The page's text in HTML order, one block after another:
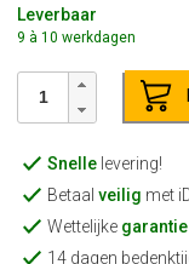
Leverbaar
9 à 10 werkdagen
Snellelevering!
Betaal veilig met
Wettelijke garantie
14 dagen